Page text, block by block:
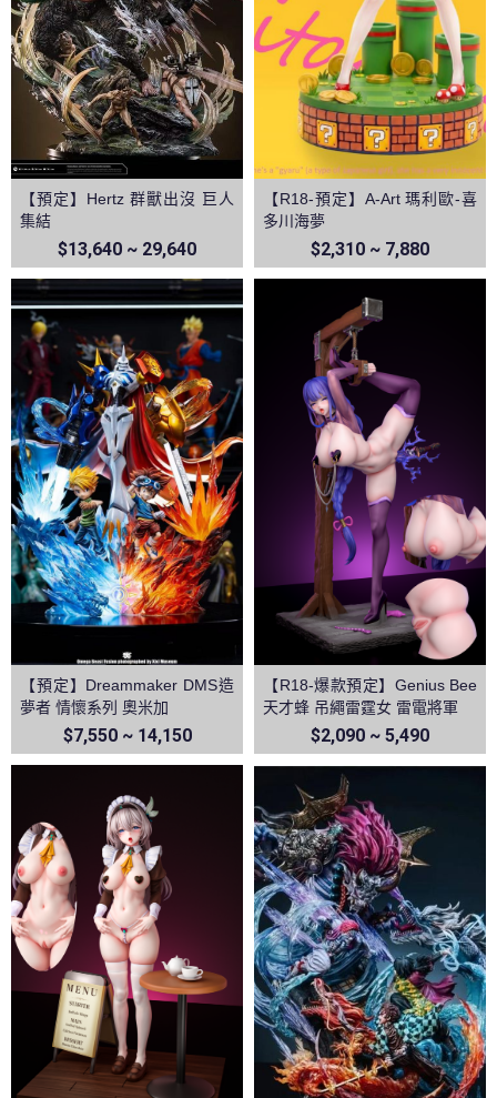
【預定】Hertz 群獸出沒 巨人
集結
$13,640 ~ 29,640
【R18-預定】A-Art 瑪利歐-喜
多川海夢
$2,310 ~ 7,880
【預定】Dreammaker DMS造
夢者 情懷系列 奧米加
$7,550 ~ 14,150
【R18-爆款預定】Genius Bee
天才蜂 吊繩雷霆女 雷電將軍
$2,090 ~ 5,490